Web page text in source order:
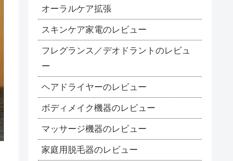
オーラルケア拡張
スキンケア家電のレビュー
フレグランス／デオドラントのレビュ
ー
ヘアドライヤーのレビュー
ボディメイク機器のレビュー
マッサージ機器のレビュー
家庭用脱毛器のレビュー